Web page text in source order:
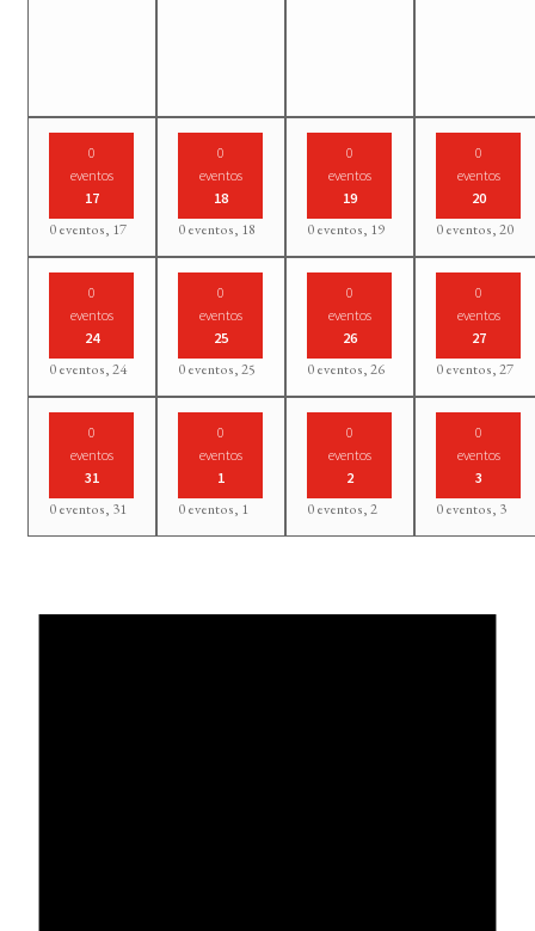
0
eventos
17
0 eventos, 17
0
eventos
18
0 eventos, 18
0
eventos
19
0 eventos, 19
0
eventos
20
0 eventos,20
0
eventos
24
0 eventos,24
0
eventos
25
0 eventos,25
0
eventos
26
0 eventos,26
0
eventos
27
0 eventos,27
0
eventos
31
0 eventos, 31
0
eventos
1
0 eventos, 1
0
eventos
2
0 eventos,2
0
eventos
3
0 eventos, 3